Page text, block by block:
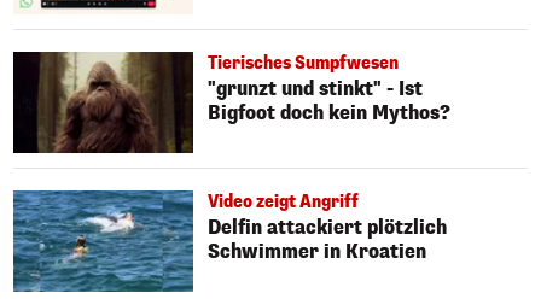
Tierisches Sumpfwesen
"grunzt und stinkt" - Ist
Bigfoot doch kein Mythos?
Video zeigt Angriff
Delfin attackiert plötzlich
Schwimmer in Kroatien